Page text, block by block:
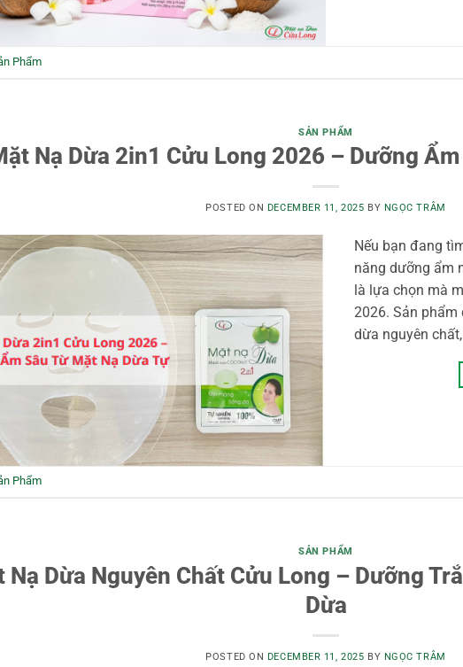
Phẩm
SẢN PHẨM
Nạ Dừa 2in1 Cửu Long 2026 – Dưỡng
POSTED ON DECEMBER 11, 2025 BY NGỌC TRÂM
Nếu bạn đang
năng dưỡng ẩm
là lựa chọn mà
2026. Sản
dừa nguyên
Phẩm
SẢN PHẨM
Nạ Dừa Nguyên Chất Cửu Long – Dưỡng
Dừa
POSTED ON DECEMBER 11, 2025 BY NGỌC TRÂM